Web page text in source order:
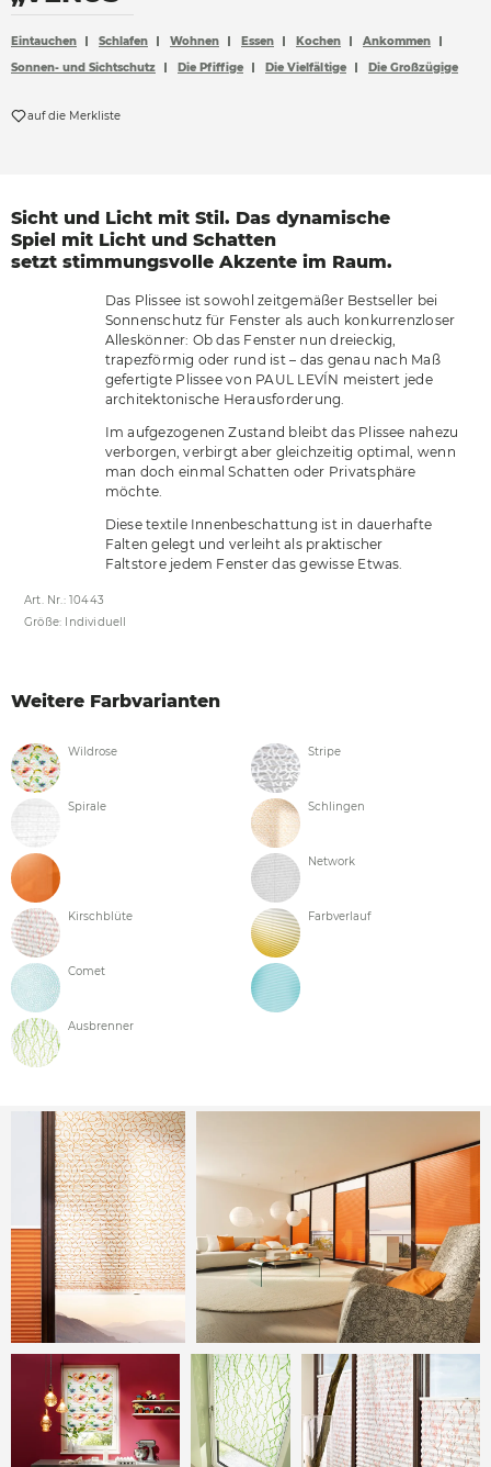
Eintauchen Schlafen Wohnen Essen Kochen
Ankommen
Sonnen- und Sichtschutz
Die Pfiffige Die Vielfältige Die Großzügige
auf die Merkliste
Sicht und Licht mit Stil. Das dynamische
Spiel mit Licht und Schatten
setzt stimmungsvolle Akzente im Raum.
Art. Nr.: 10443
Größe: Individuell
Das Plissee ist sowohl zeitgemäßer Bestseller bei
Sonnenschutz für Fenster als auch konkurrenzloser
Alleskönner: Ob das Fenster nun dreieckig,
trapezförmig oder rund ist – das genau nach Maß
gefertigte Plissee von PAUL LEVÍN meistert jede
architektonische Herausforderung.
Im aufgezogenen Zustand bleibt das Plissee nahezu
verborgen, verbirgt aber gleichzeitig optimal, wenn
man doch einmal Schatten oder Privatsphäre
möchte.
Diese textile Innenbeschattung ist in dauerhafte
Falten gelegt und verleiht als praktischer
Faltstore jedem Fenster das gewisse Etwas.
Weitere Farbvarianten
Wildrose Stripe
Spirale Schlingen
Network
Kirschblüte Farbverlauf
Comet
Ausbrenner